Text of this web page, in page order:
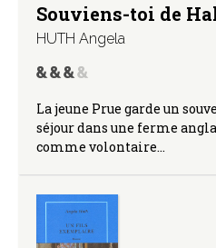
Souviens-toi de
HUTH Angela
La jeune Prue garde un
séjour dans une ferme
comme volontaire…